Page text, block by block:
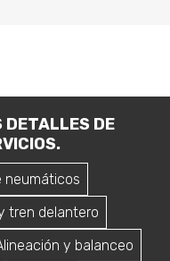
DETALLES DE
neumáticos
tren delantero
y balanceo